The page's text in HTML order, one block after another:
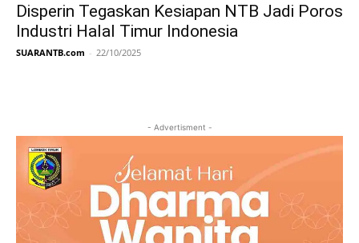
Disperin Tegaskan Kesiapan NTB Jadi Poros
Industri Halal Timur Indonesia
SUARANTB.com - 22/10/2025
- Advertisment -